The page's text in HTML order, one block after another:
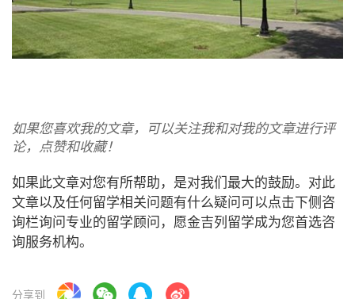
如果您喜欢我的文章，可以关注我和对我的文章进行评
论，点赞和收藏！
如果此文章对您有所帮助，是对我们最大的鼓励。对此
文章以及任何留学相关问题有什么疑问可以点击下侧咨
询栏询问专业的留学顾问，愿金吉列留学成为您首选咨
询服务机构。
分享到